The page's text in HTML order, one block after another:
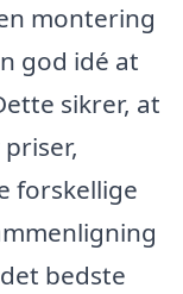
montering
god idé at
sikrer, at
forskellige
bedste